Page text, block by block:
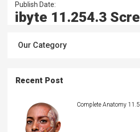
Publish Date:
ibyte 11.254.3
Our Category
Recent Post
Complete Anatomy